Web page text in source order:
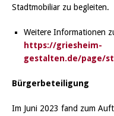
Stadtmobiliar zu begleiten.
Weitere Informationen
https://griesheim-
gestalten.de/page/
Bürgerbeteiligung
Im Juni 2023 fand zum